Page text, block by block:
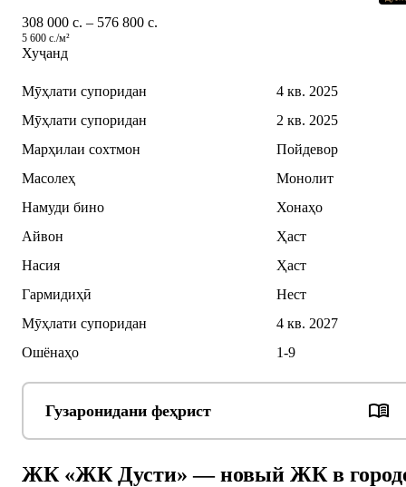
308 000 c. – 576 800 c.
5 600 c./м²
Хуҷанд
Мӯҳлати супоридан
4 кв. 2025
Мӯҳлати супоридан
2 кв. 2025
Марҳилаи сохтмон
Пойдевор
Масолеҳ
Монолит
Намуди бино
Хонаҳо
Айвон
Ҳаст
Насия
Ҳаст
Гармидиҳӣ
Нест
Мӯҳлати супоридан
4 кв. 2027
Ошёнаҳо
1-9
Гузаронидани феҳрист
ЖК «ЖК Дусти» — новый ЖК в